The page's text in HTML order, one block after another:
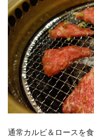
通常カルビ＆ロースを